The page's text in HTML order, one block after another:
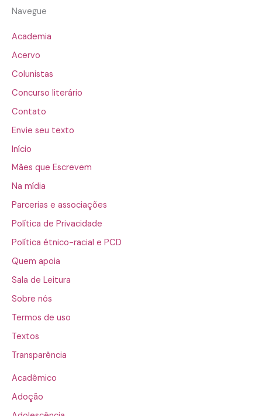
Navegue
Academia
Acervo
Colunistas
Concurso literário
Contato
Envie seu texto
Início
Mães que Escrevem
Na mídia
Parcerias e associações
Política de Privacidade
Política étnico-racial e PCD
Quem apoia
Sala de Leitura
Sobre nós
Termos de uso
Textos
Transparência
Acadêmico
Adoção